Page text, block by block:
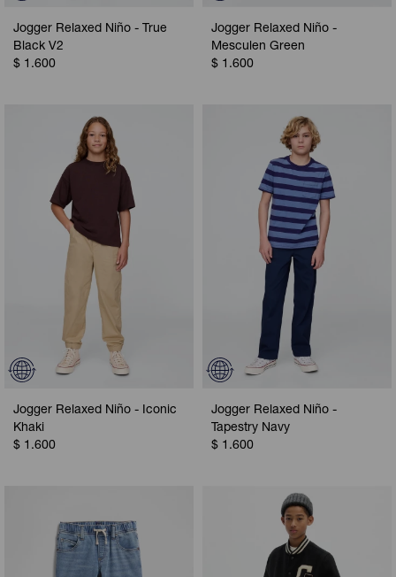
Jogger Relaxed Niño - True
Black V2
$ 1.600
Jogger Relaxed Niño -
Mesculen Green
$ 1.600
Jogger Relaxed Niño - Iconic
Khaki
$ 1.600
Jogger Relaxed Niño -
Tapestry Navy
$ 1.600